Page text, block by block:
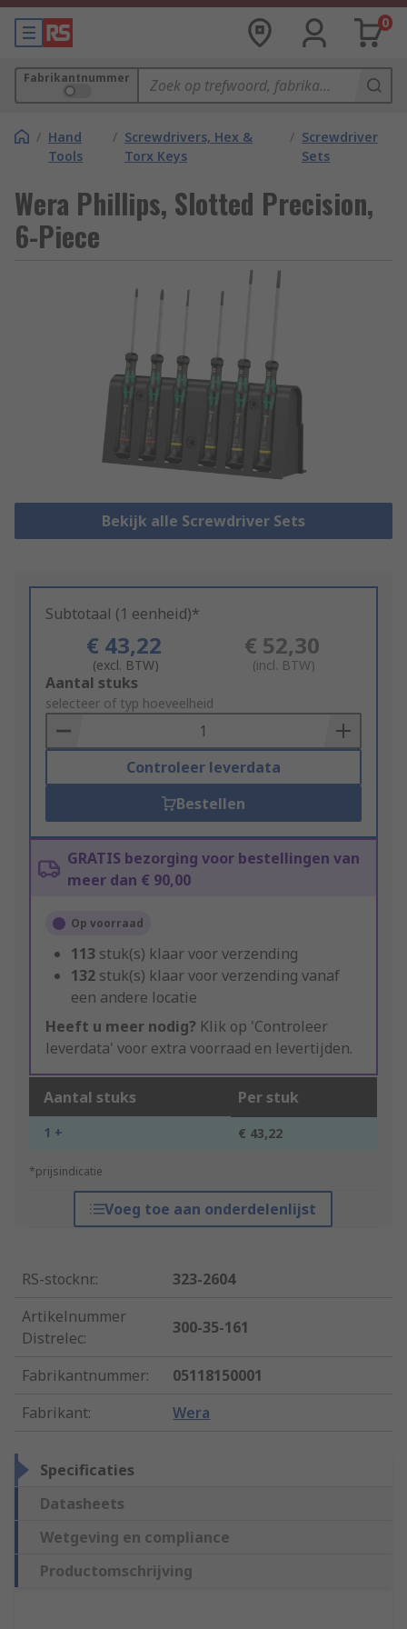
0
Fabrikantnummer
/ Hand
Tools
/ Screwdrivers, Hex &
Torx Keys
/ Screwdriver
Sets
Wera Phillips, Slotted Precision,
6-Piece
Bekijk alle Screwdriver Sets
Subtotaal (1 eenheid)*
€ 43,22
(excl. BTW)
€ 52,30
(incl. BTW)
Add
to
Basket
Aantal stuks
selecteer of typ hoeveelheid
Controleer leverdata
Bestellen
GRATIS bezorging voor bestellingen van
meer dan € 90,00
Op voorraad
113 stuk(s) klaar voor verzending
132 stuk(s) klaar voor verzending vanaf
een andere locatie
Heeft u meer nodig? Klik op 'Controleer
leverdata' voor extra voorraad en levertijden.
Aantal stuks Per stuk
1 + € 43,22
*prijsindicatie
Voeg toe aan onderdelenlijst
RS-stocknr.:
323-2604
Artikelnummer
Distrelec:
300-35-161
Fabrikantnummer:
05118150001
Fabrikant: Wera
Specificaties
Datasheets
Wetgeving en compliance
Productomschrijving